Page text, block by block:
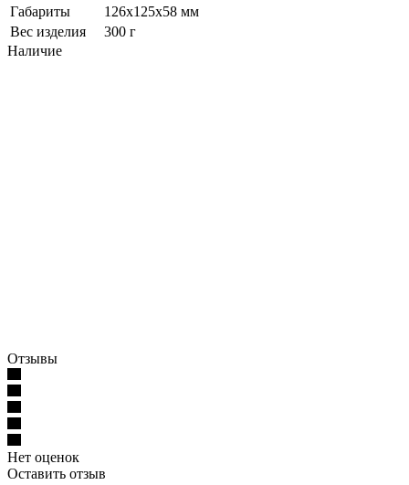
Габариты
126х125х58 мм
Вес изделия
300 г
Наличие
Отзывы
Нет оценок
Оставить отзыв